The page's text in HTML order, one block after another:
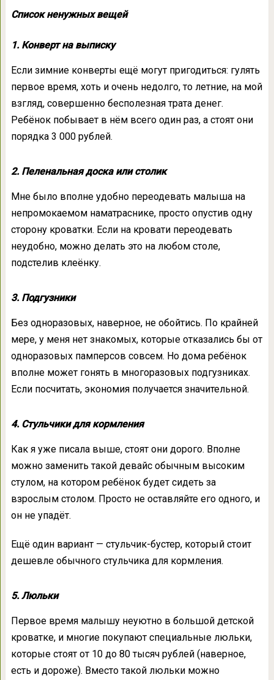
Список ненужных вещей
1. Конверт на выписку
Если зимние конверты ещё могут пригодиться: гулять
первое время, хоть и очень недолго, то летние, на мой
взгляд, совершенно бесполезная трата денег.
Ребёнок побывает в нём всего один раз, а стоят они
порядка 3 000 рублей.
2. Пеленальная доска или столик
Мне было вполне удобно переодевать малыша на
непромокаемом наматраснике, просто опустив одну
сторону кроватки. Если на кровати переодевать
неудобно, можно делать это на любом столе,
подстелив клеёнку.
3. Подгузники
Без одноразовых, наверное, не обойтись. По крайней
мере, у меня нет знакомых, которые отказались бы от
одноразовых памперсов совсем. Но дома ребёнок
вполне может гонять в многоразовых подгузниках.
Если посчитать, экономия получается значительной.
4. Стульчики для кормления
Как я уже писала выше, стоят они дорого. Вполне
можно заменить такой девайс обычным высоким
стулом, на котором ребёнок будет сидеть за
взрослым столом. Просто не оставляйте его одного, и
он не упадёт.
Ещё один вариант — стульчик-бустер, который стоит
дешевле обычного стульчика для кормления.
5. Люльки
Первое время малышу неуютно в большой детской
кроватке, и многие покупают специальные люльки,
которые стоят от 10 до 80 тысяч рублей (наверное,
есть и дороже). Вместо такой люльки можно